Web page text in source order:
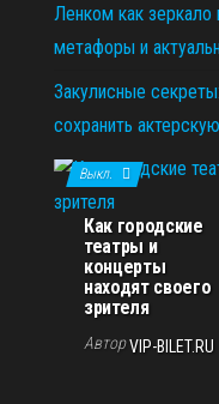
Ленком как
метафоры и
Закулисные
сохранить02.07.2026
Выкл.
Как городские
театры и
концерты
находят своего
зрителя
АвторVIP-BILET.RU